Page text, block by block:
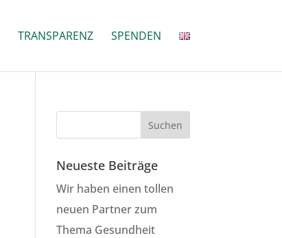
TRANSPARENZ SPENDEN
Neueste Beiträge
Wir haben einen tollen
neuen Partner zum
Thema Gesundheit